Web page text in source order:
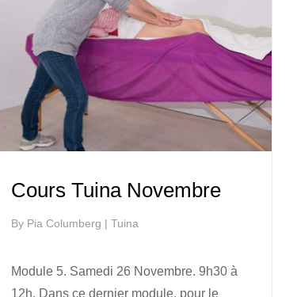
Cours Tuina Novembre
By Pia Columberg | Tuina
Module 5. Samedi 26 Novembre. 9h30 à
12h. Dans ce dernier module, pour le